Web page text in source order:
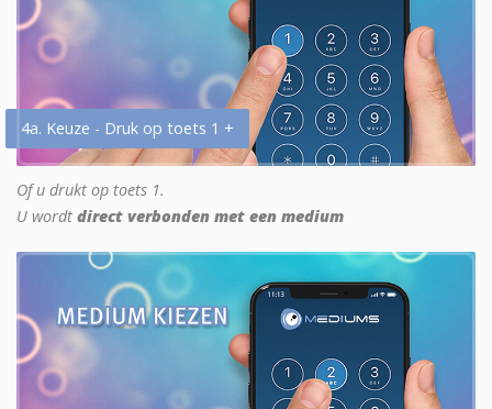
4a. Keuze - Druk op toets 1 +
Of u drukt op toets 1.
U wordt direct verbonden met een medium